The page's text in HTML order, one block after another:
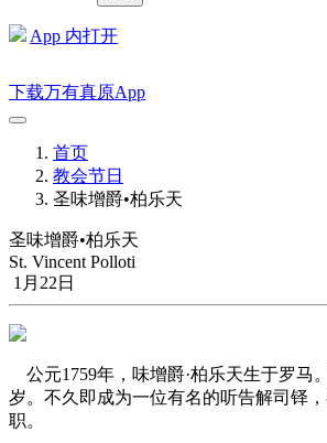
App 内打开
下载万有真原App
首页
教会节日
圣味增爵•柏乐天
圣味增爵•柏乐天
St. Vincent Polloti
1月22日
公元1759年，味增爵·柏乐天生于罗马
岁。不久即成为一位有名的听告解司铎
职。